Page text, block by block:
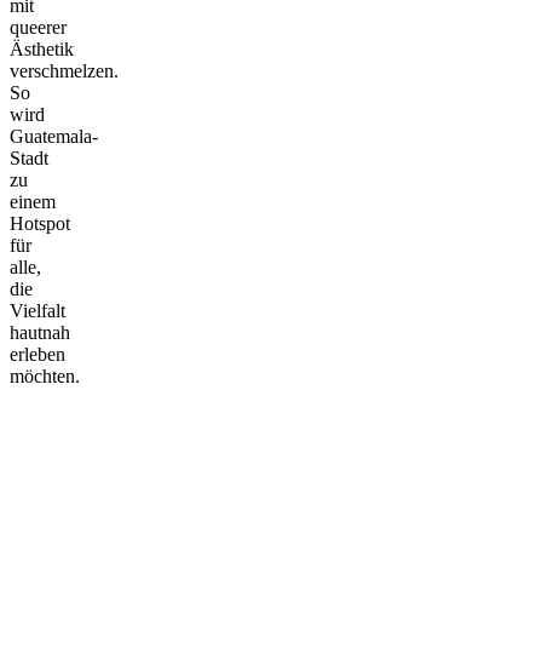
mit
queerer
Ästhetik
verschmelzen.
So
wird
Guatemala-
Stadt
zu
einem
Hotspot
für
alle,
die
Vielfalt
hautnah
erleben
möchten.